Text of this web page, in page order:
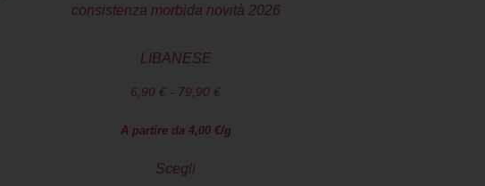
LIBANESE
6,90 € - 79,90 €
A partire da 4,00 €/g
Scegli